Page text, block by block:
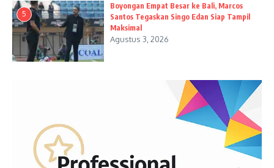
5
Boyongan Empat Besar ke Bali, Marcos
Santos Tegaskan Singo Edan Siap Tampil
Maksimal
Agustus 3, 2026